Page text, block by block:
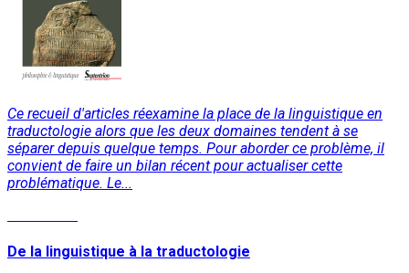
Ce recueil d'articles réexamine la place de la linguistique en
traductologie alors que les deux domaines tendent à se
séparer depuis quelque temps. Pour aborder ce problème, il
convient de faire un bilan récent pour actualiser cette
problématique. Le...
De la linguistique à la traductologie